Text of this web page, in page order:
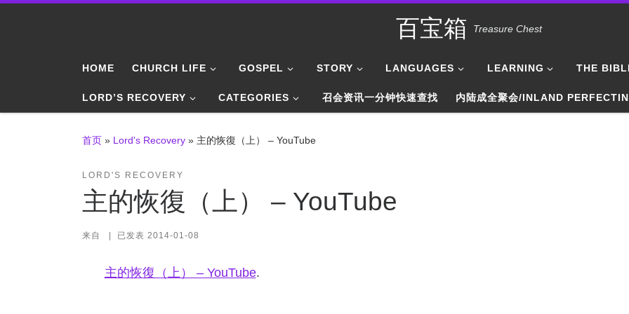
百宝箱 Treasure Chest
HOME CHURCH LIFE GOSPEL STORY LANGUAGES LEARNING THE
LORD’S RECOVERY CATEGORIES 召会资讯一分钟快速查找 内陆成全聚会/INLAND
首页 » Lord's Recovery » 主的恢復（上） – YouTube
LORD'S RECOVERY
主的恢復（上） – YouTube
来自 已发表 2014-01-08
主的恢復（上） – YouTube.